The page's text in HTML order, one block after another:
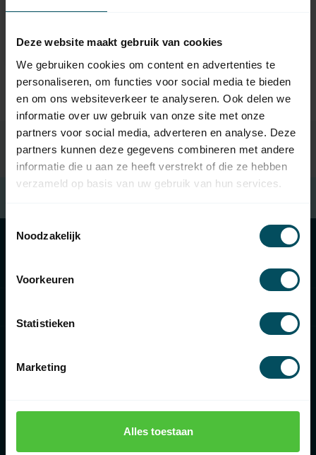
Deze website maakt gebruik van cookies
We gebruiken cookies om content en advertenties te
personaliseren, om functies voor social media te bieden
en om ons websiteverkeer te analyseren. Ook delen we
informatie over uw gebruik van onze site met onze
partners voor social media, adverteren en analyse. Deze
partners kunnen deze gegevens combineren met andere
informatie die u aan ze heeft verstrekt of die ze hebben
verzameld op basis van uw gebruik van hun services.
Toestemmingsselectie
Noodzakelijk
Voorkeuren
Statistieken
Marketing
Alles toestaan
Op voorraad
49,95
Rolluikonderdelen.nl